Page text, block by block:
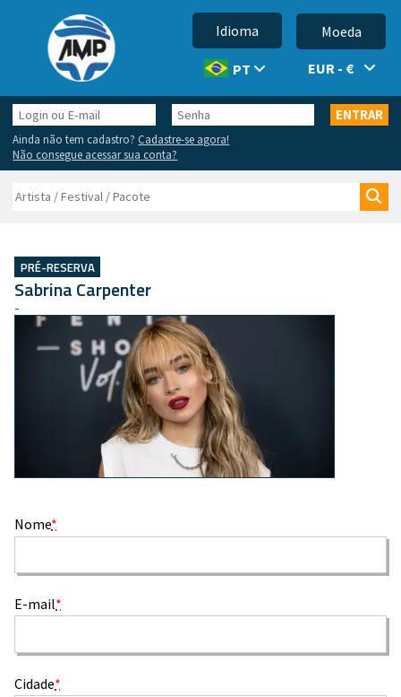
Idioma
PT
Moeda
EUR - €
Login
ou
E-
mail
Senha ENTRAR
Ainda não tem cadastro? Cadastre-se agora!
Não consegue acessar sua conta?
Buscar
PRÉ-RESERVA
Sabrina Carpenter
-
Nome*
E-mail*
Cidade*